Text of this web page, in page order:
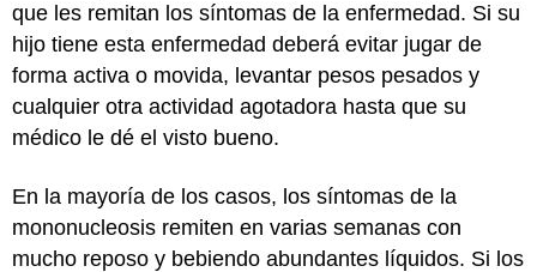
que les remitan los síntomas de la enfermedad. Si su
hijo tiene esta enfermedad deberá evitar jugar de
forma activa o movida, levantar pesos pesados y
cualquier otra actividad agotadora hasta que su
médico le dé el visto bueno.
En la mayoría de los casos, los síntomas de la
mononucleosis remiten en varias semanas con
mucho reposo y bebiendo abundantes líquidos. Si los